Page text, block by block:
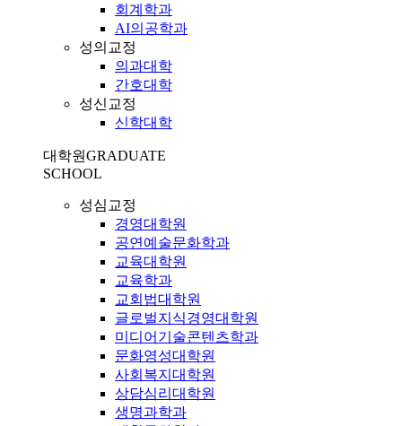
회계학과
AI의공학과
성의교정
의과대학
간호대학
성신교정
신학대학
대학원GRADUATE
SCHOOL
성심교정
경영대학원
공연예술문화학과
교육대학원
교육학과
교회법대학원
글로벌지식경영대학원
미디어기술콘텐츠학과
문화영성대학원
사회복지대학원
상담심리대학원
생명과학과